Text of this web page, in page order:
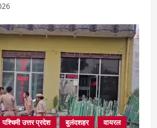
पश्चिमी उत्तर प्रदेश बुलंदशहर
वायरल